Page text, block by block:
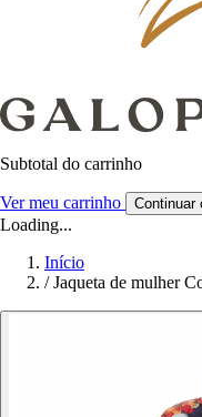
Subtotal do carrinho
Ver meu carrinho Continuar
Loading...
Início
/ Jaqueta de mulher